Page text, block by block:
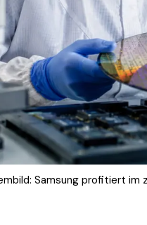
Samsung profitiert im